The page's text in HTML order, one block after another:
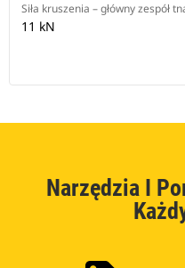
Siła kruszenia – główny zespół
11 kN
Narzędzia I